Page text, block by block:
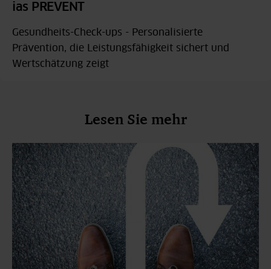
ias PREVENT
Gesundheits-Check-ups - Personalisierte
Prävention, die Leistungsfähigkeit sichert und
Wertschätzung zeigt
Lesen Sie mehr